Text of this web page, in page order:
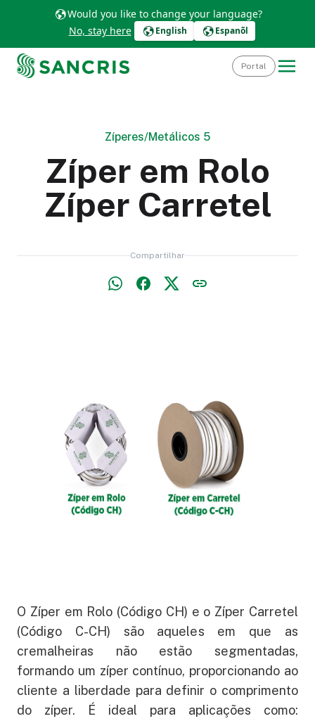
Would you like to change your language?
No, stay here
English Espanõl
Portal
Zíperes/Metálicos 5
Zíper em Rolo
Zíper Carretel
Compartilhar
O Zíper em Rolo (Código CH) e o Zíper Carretel
(Código C-CH) são aqueles em que as
cremalheiras não estão segmentadas,
formando um zíper contínuo, proporcionando ao
cliente a liberdade para definir o comprimento
do zíper. É ideal para aplicações como: